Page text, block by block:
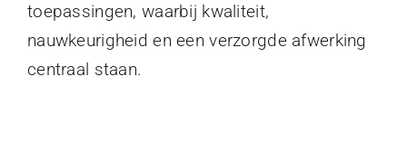
toepassingen, waarbij kwaliteit,
nauwkeurigheid en een verzorgde afwerking
centraal staan.